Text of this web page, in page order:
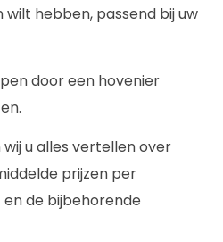
hebben, passend bij uw
door een hovenier
u alles vertellen over
prijzen per
de bijbehorende